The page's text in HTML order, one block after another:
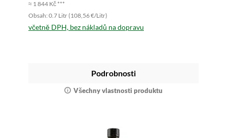
≈ 1 844 Kč ***
Obsah: 0.7 Litr (108,56 €/Litr)
včetně DPH, bez nákladů na dopravu
Podrobnosti
Všechny vlastnosti produktu